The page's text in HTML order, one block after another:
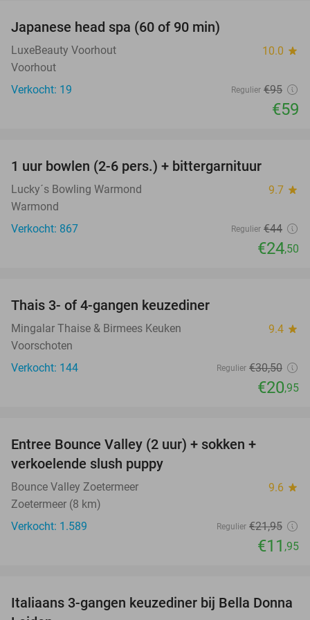
Japanese head spa (60 of 90 min)
LuxeBeauty Voorhout 10.0 star
Voorhout
Verkocht: 19
Regulier €95
€59
1 uur bowlen (2-6 pers.) + bittergarnituur
Lucky´s Bowling Warmond 9.7 star
Warmond
Verkocht: 867
Regulier €44
€24,50
Thais 3- of 4-gangen keuzediner
Mingalar Thaise & Birmees Keuken 9.4 star
Voorschoten
Verkocht: 144
Regulier €30,50
€20,95
Entree Bounce Valley (2 uur) + sokken +
verkoelende slush puppy
Bounce Valley Zoetermeer 9.6 star
Zoetermeer (8 km)
Verkocht: 1.589
Regulier €21,95
€11 ,95
35%
Italiaans 3-gangen keuzediner bij Bella Donna